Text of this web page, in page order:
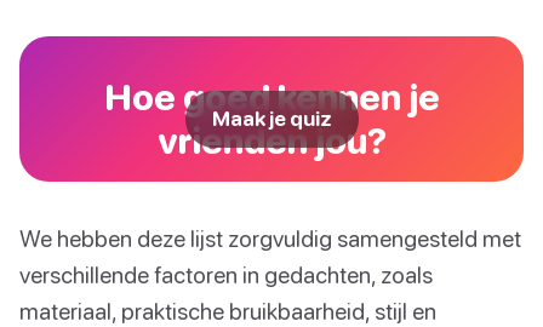
Hoe goed kennen je
vrienden jou?
Maak je quiz
We hebben deze lijst zorgvuldig samengesteld met
verschillende factoren in gedachten, zoals
materiaal, praktische bruikbaarheid, stijl en